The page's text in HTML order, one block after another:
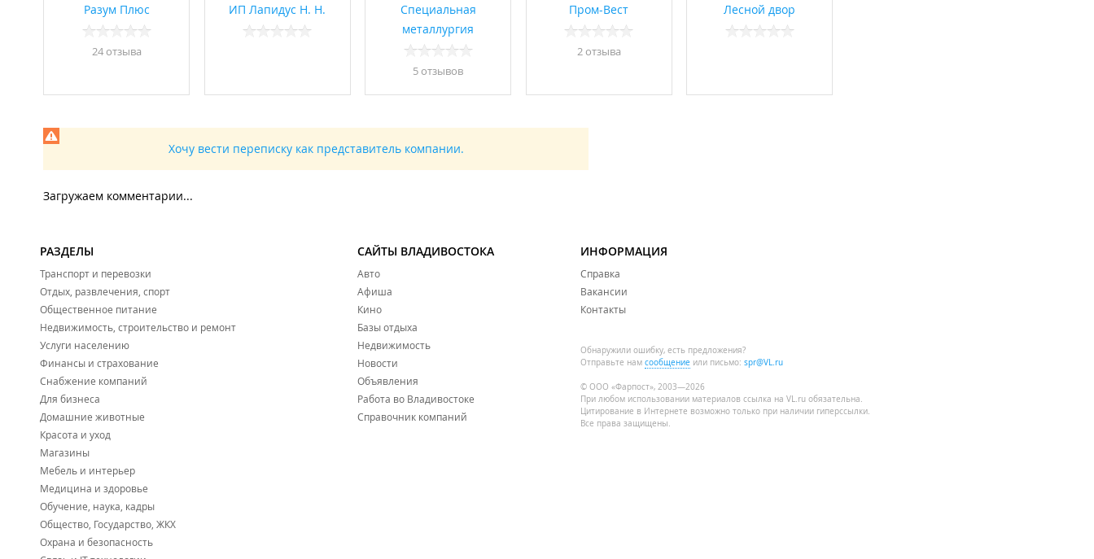
Разум Плюс
24 отзывa
ИП Лапидус Н. Н.
Специальная
металлургия
5 отзывов
Пром-Вест
2 отзывa
Лесной двор
Хочу вести переписку как представитель компании.
Загружаем комментарии...
РАЗДЕЛЫ
Транспорт и перевозки
Отдых, развлечения, спорт
Общественное питание
Недвижимость, строительство и ремонт
Услуги населению
Финансы и страхование
Снабжение компаний
Для бизнеса
Домашние животные
Красота и уход
Магазины
Мебель и интерьер
Медицина и здоровье
Обучение, наука, кадры
Общество, Государство, ЖКХ
Охрана и безопасность
САЙТЫ ВЛАДИВОСТОКА
Авто
Афиша
Кино
Базы отдыха
Недвижимость
Новости
Объявления
Работа во Владивостоке
Справочник компаний
ИНФОРМАЦИЯ
Справка
Вакансии
Контакты
Обнаружили ошибку, есть предложения?
Отправьте нам сообщение или письмо: spr@VL.ru
© ООО «Фарпост», 2003—2026
При любом использовании материалов ссылка на VL.ru обязательна.
Цитирование в Интернете возможно только при наличии гиперссылки.
Все права защищены.